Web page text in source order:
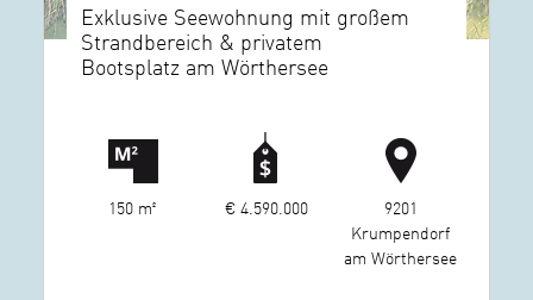
Exklusive Seewohnung mit großem
Strandbereich & privatem
Bootsplatz am Wörthersee
150 m² € 4.590.000
9201
Krumpendorf
am Wörthersee